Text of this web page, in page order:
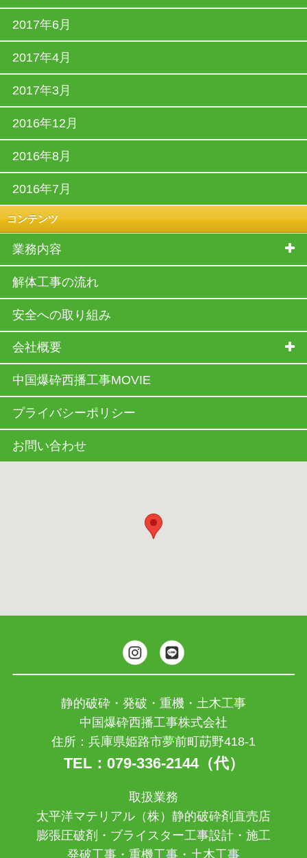
2017年6月
2017年4月
2017年3月
2016年12月
2016年8月
2016年7月
コンテンツ
業務内容
解体工事の流れ
安全への取り組み
会社概要
中国爆砕西播工事MOVIE
プライバシーポリシー
お問い合わせ
静的破砕・発破・重機・土木工事
中国爆砕西播工事株式会社
住所：兵庫県姫路市夢前町莇野418-1
TEL：079-336-2144（代）
取扱業務
太平洋マテリアル（株）静的破砕剤直売店
膨張圧破剤・ブライスター工事設計・施工
発破工事・重機工事・土木工事